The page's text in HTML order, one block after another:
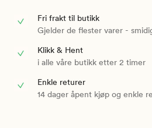
Fri frakt til butikk
Gjelder de flester varer -
Klikk & Hent
i alle våre butikk etter 2 timer
Enkle returer
14 dager åpent kjøp og enkle